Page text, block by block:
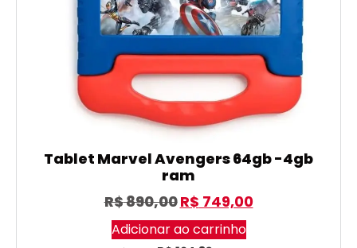
Tablet Marvel Avengers 64gb -4gb
ram
R$890,00R$ 749,00
Adicionar ao carrinho